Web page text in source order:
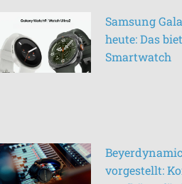
Samsung
heute: Das
Smartwatch
vorgestellt: